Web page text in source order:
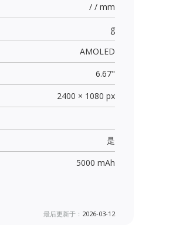
/ / mm
g
AMOLED
6.67"
2400 × 1080 px
是
5000 mAh
最后更新于： 2026-03-12